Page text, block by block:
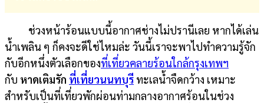
ช่วงหน้าร้อนแบบนี้อากาศช่างไม่ปรานีเลย หากได้เล่น
น้ำเพลิน ๆ ก็คงจะดีใช่ไหมล่ะ วันนี้เราจะพาไปทำความรู้จัก
กับอีกหนึ่งตัวเลือกของที่เที่ยวคลายร้อนใกล้กรุงเทพฯ
กับ หาดเติมรัก ที่เที่ยวนนทบุรี ทะเลน้ำจืดกว้าง เหมาะ
สำหรับเป็นที่เที่ยวพักผ่อนท่ามกลางอากาศร้อนในช่วง
การ
เงิน
การ
ศึกษา